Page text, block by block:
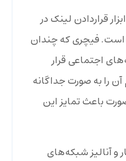
قراردادن لینک در
است. فیچری که چندان
اجتماعی قرار
را به صورت جداگانه
باعث تمایز این
و آنالیز شبکه‌های